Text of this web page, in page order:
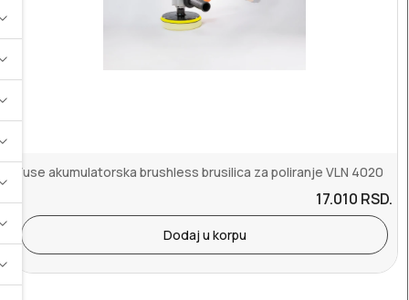
Fuse akumulatorska brushless brusilica za poliranje VLN 4020
17.010 RSD.
Dodaj u korpu